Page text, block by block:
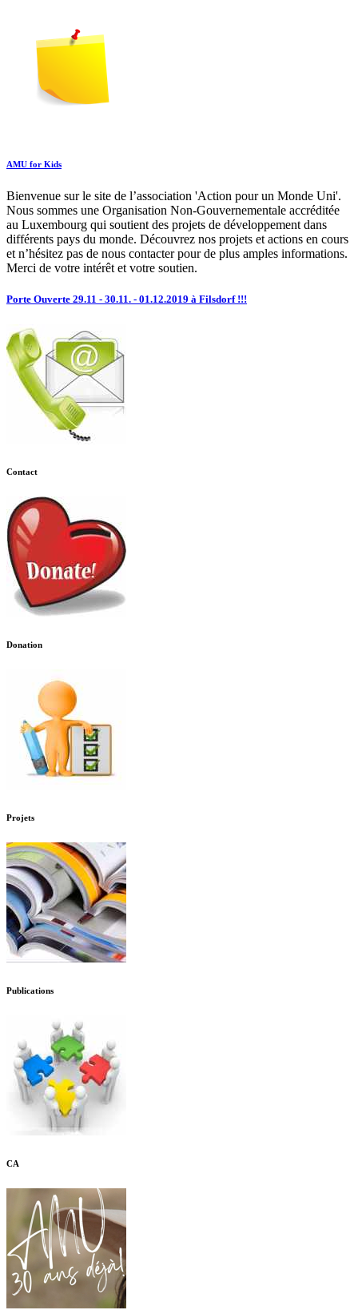
AMU for Kids
Bienvenue sur le site de l’association 'Action pour un Monde Uni'.
Nous sommes une Organisation Non-Gouvernementale accréditée
au Luxembourg qui soutient des projets de développement dans
différents pays du monde. Découvrez nos projets et actions en cours
et n’hésitez pas de nous contacter pour de plus amples informations.
Merci de votre intérêt et votre soutien.
Porte Ouverte 29.11 - 30.11. - 01.12.2019 à Filsdorf !!!
Contact
Donation
Projets
Publications
CA